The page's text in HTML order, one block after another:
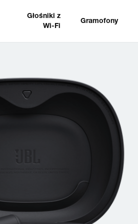
Głośniki z
Wi-Fi
Gramofony